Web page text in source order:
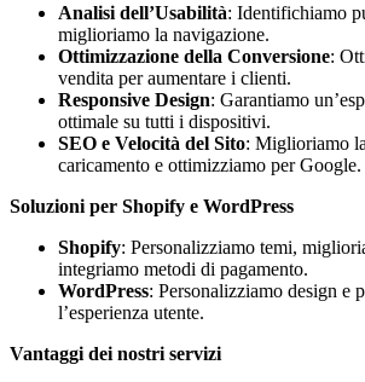
Analisi dell’Usabilità: Identifichiamo
miglioriamo la navigazione.
Ottimizzazione della Conversione:
vendita per aumentare i clienti.
Responsive Design: Garantiamo
ottimale su tutti i dispositivi.
SEO e Velocità del Sito: Miglioriamo
caricamento e ottimizziamo per Google.
Soluzioni per Shopify e WordPress
Shopify: Personalizziamo temi,
integriamo metodi di pagamento.
WordPress: Personalizziamo design e
l’esperienza utente.
Vantaggi dei nostri servizi